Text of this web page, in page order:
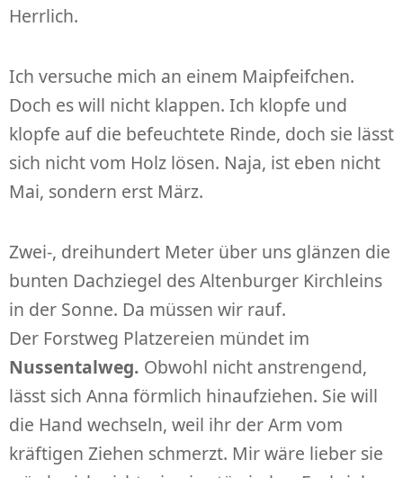
Herrlich.
Ich versuche mich an einem Maipfeifchen.
Doch es will nicht klappen. Ich klopfe und
klopfe auf die befeuchtete Rinde, doch sie lässt
sich nicht vom Holz lösen. Naja, ist eben nicht
Mai, sondern erst März.
Zwei-, dreihundert Meter über uns glänzen die
bunten Dachziegel des Altenburger Kirchleins
in der Sonne. Da müssen wir rauf.
Der Forstweg Platzereien mündet im
Nussentalweg. Obwohl nicht anstrengend,
lässt sich Anna förmlich hinaufziehen. Sie will
die Hand wechseln, weil ihr der Arm vom
kräftigen Ziehen schmerzt. Mir wäre lieber sie